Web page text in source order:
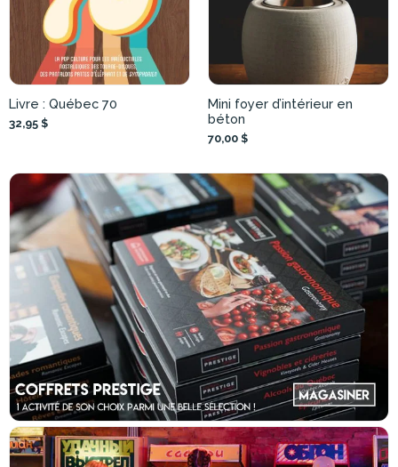
Livre : Québec 70
32,95 $
Mini foyer d’intérieur en
béton
70,00 $